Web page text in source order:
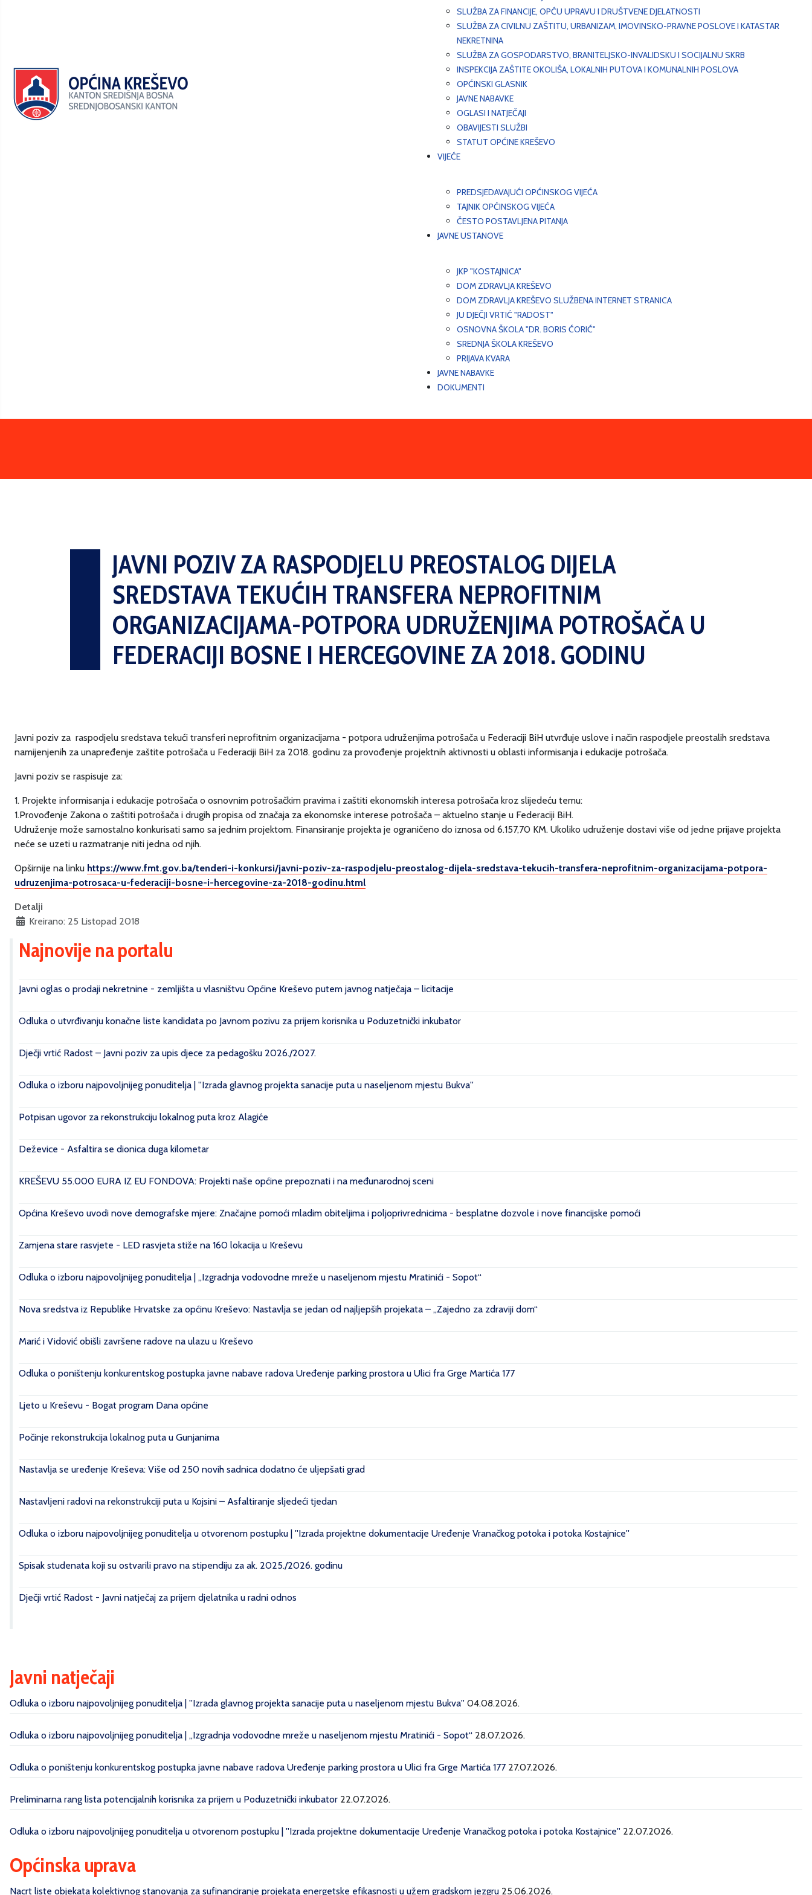
SLUŽBA ZA FINANCIJE, OPĆU UPRAVU I DRUŠTVENE DJELATNOSTI
SLUŽBA ZA CIVILNU ZAŠTITU, URBANIZAM, IMOVINSKO-PRAVNE POSLOVE I KATASTAR
NEKRETNINA
SLUŽBA ZA GOSPODARSTVO, BRANITELJSKO-INVALIDSKU I SOCIJALNU SKRB
INSPEKCIJA ZAŠTITE OKOLIŠA, LOKALNIH PUTOVA I KOMUNALNIH POSLOVA
OPĆINSKI GLASNIK
JAVNE NABAVKE
OGLASI I NATJEČAJI
OBAVIJESTI SLUŽBI
STATUT OPĆINE KREŠEVO
VIJEĆE
PREDSJEDAVAJUĆI OPĆINSKOG VIJEĆA
TAJNIK OPĆINSKOG VIJEĆA
ČESTO POSTAVLJENA PITANJA
JAVNE USTANOVE
JKP "KOSTAJNICA"
DOM ZDRAVLJA KREŠEVO
DOM ZDRAVLJA KREŠEVO SLUŽBENA INTERNET STRANICA
JU DJEČJI VRTIĆ "RADOST"
OSNOVNA ŠKOLA "DR. BORIS ĆORIĆ"
SREDNJA ŠKOLA KREŠEVO
PRIJAVA KVARA
JAVNE NABAVKE
DOKUMENTI
JAVNI POZIV ZA RASPODJELU PREOSTALOG DIJELA
SREDSTAVA TEKUĆIH TRANSFERA NEPROFITNIM
ORGANIZACIJAMA-POTPORA UDRUŽENJIMA POTROŠAČA U
FEDERACIJI BOSNE I HERCEGOVINE ZA 2018. GODINU
Javni poziv za raspodjelu sredstava tekući transferi neprofitnim organizacijama - potpora udruženjima potrošača u Federaciji BiH utvrđuje uslove i način raspodjele preostalih sredstava
namijenjenih za unapređenje zaštite potrošača u Federaciji BiH za 2018. godinu za provođenje projektnih aktivnosti u oblasti informisanja i edukacije potrošača.
Javni poziv se raspisuje za:
1. Projekte informisanja i edukacije potrošača o osnovnim potrošačkim pravima i zaštiti ekonomskih interesa potrošača kroz slijedeću temu:
1.Provođenje Zakona o zaštiti potrošača i drugih propisa od značaja za ekonomske interese potrošača – aktuelno stanje u Federaciji BiH.
Udruženje može samostalno konkurisati samo sa jednim projektom. Finansiranje projekta je ograničeno do iznosa od 6.157,70 KM. Ukoliko udruženje dostavi više od jedne prijave projekta
neće se uzeti u razmatranje niti jedna od njih.
Opširnije na linku https://www.fmt.gov.ba/tenderi-i-konkursi/javni-poziv-za-raspodjelu-preostalog-dijela-sredstava-tekucih-transfera-neprofitnim-organizacijama-potpora-
udruzenjima-potrosaca-u-federaciji-bosne-i-hercegovine-za-2018-godinu.html
Detalji
Kreirano: 25 Listopad 2018
Najnovije na portalu
Javni oglas o prodaji nekretnine - zemljišta u vlasništvu Općine Kreševo putem javnog natječaja – licitacije
Odluka o utvrđivanju konačne liste kandidata po Javnom pozivu za prijem korisnika u Poduzetnički inkubator
Dječji vrtić Radost – Javni poziv za upis djece za pedagošku 2026./2027.
Odluka o izboru najpovoljnijeg ponuditelja | ''Izrada glavnog projekta sanacije puta u naseljenom mjestu Bukva''
Potpisan ugovor za rekonstrukciju lokalnog puta kroz Alagiće
Deževice - Asfaltira se dionica duga kilometar
KREŠEVU 55.000 EURA IZ EU FONDOVA: Projekti naše općine prepoznati i na međunarodnoj sceni
Općina Kreševo uvodi nove demografske mjere: Značajne pomoći mladim obiteljima i poljoprivrednicima - besplatne dozvole i nove financijske pomoći
Zamjena stare rasvjete - LED rasvjeta stiže na 160 lokacija u Kreševu
Odluka o izboru najpovoljnijeg ponuditelja | „Izgradnja vodovodne mreže u naseljenom mjestu Mratinići - Sopot“
Nova sredstva iz Republike Hrvatske za općinu Kreševo: Nastavlja se jedan od najljepših projekata – „Zajedno za zdraviji dom“
Marić i Vidović obišli završene radove na ulazu u Kreševo
Odluka o poništenju konkurentskog postupka javne nabave radova Uređenje parking prostora u Ulici fra Grge Martića 177
Ljeto u Kreševu - Bogat program Dana općine
Počinje rekonstrukcija lokalnog puta u Gunjanima
Nastavlja se uređenje Kreševa: Više od 250 novih sadnica dodatno će uljepšati grad
Nastavljeni radovi na rekonstrukciji puta u Kojsini – Asfaltiranje sljedeći tjedan
Odluka o izboru najpovoljnijeg ponuditelja u otvorenom postupku | ''Izrada projektne dokumentacije Uređenje Vranačkog potoka i potoka Kostajnice''
Spisak studenata koji su ostvarili pravo na stipendiju za ak. 2025./2026. godinu
Dječji vrtić Radost - Javni natječaj za prijem djelatnika u radni odnos
Javni natječaji
Odluka o izboru najpovoljnijeg ponuditelja | ''Izrada glavnog projekta sanacije puta u naseljenom mjestu Bukva'' 04.08.2026.
Odluka o izboru najpovoljnijeg ponuditelja | „Izgradnja vodovodne mreže u naseljenom mjestu Mratinići - Sopot“ 28.07.2026.
Odluka o poništenju konkurentskog postupka javne nabave radova Uređenje parking prostora u Ulici fra Grge Martića 177 27.07.2026.
Preliminarna rang lista potencijalnih korisnika za prijem u Poduzetnički inkubator 22.07.2026.
Odluka o izboru najpovoljnijeg ponuditelja u otvorenom postupku | ''Izrada projektne dokumentacije Uređenje Vranačkog potoka i potoka Kostajnice'' 22.07.2026.
Općinska uprava
Nacrt liste objekata kolektivnog stanovanja za sufinanciranje projekata energetske efikasnosti u užem gradskom jezgru 25.06.2026.